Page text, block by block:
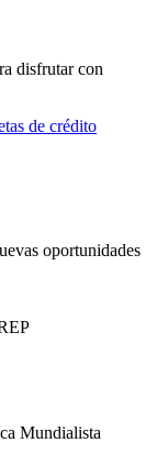
disfrutar con
oportunidades
Mundialista